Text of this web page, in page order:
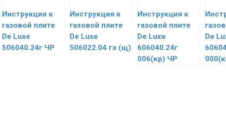
Инструкция к
газовой плите
De Luxe
506040.24г ЧР
Инструкция к
газовой плите
De Luxe
506022.04 гэ (щ)
Инструкция к
газовой плите
De Luxe
606040.24г
006(кр) ЧР
De